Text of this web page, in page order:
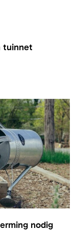
tuinnet
nodig